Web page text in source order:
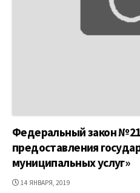
Федеральный закон
предоставления
муниципальных услуг»
ДАТА
14 ЯНВАРЯ, 2019